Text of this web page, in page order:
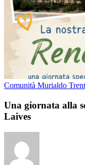
Comunità Murialdo
Una giornata alla
Laives